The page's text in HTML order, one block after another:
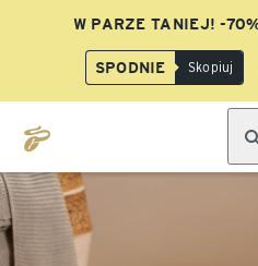
W PARZE TANIEJ! -
SPODNIE Skopiuj